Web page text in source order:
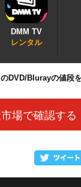
DMM TV
レンタル
のDVD/Blurayの値段
場で確認する